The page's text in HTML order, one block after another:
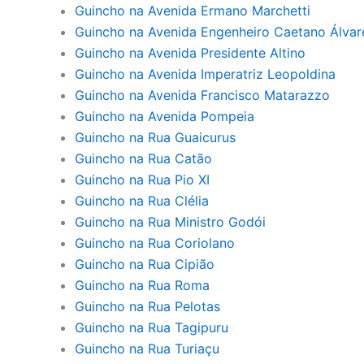
Guincho na Avenida Ermano Marchetti
Guincho na Avenida Engenheiro Caetano
Guincho na Avenida Presidente Altino
Guincho na Avenida Imperatriz Leopoldina
Guincho na Avenida Francisco Matarazzo
Guincho na Avenida Pompeia
Guincho na Rua Guaicurus
Guincho na Rua Catão
Guincho na Rua Pio XI
Guincho na Rua Clélia
Guincho na Rua Ministro Godói
Guincho na Rua Coriolano
Guincho na Rua Cipião
Guincho na Rua Roma
Guincho na Rua Pelotas
Guincho na Rua Tagipuru
Guincho na Rua Turiaçu